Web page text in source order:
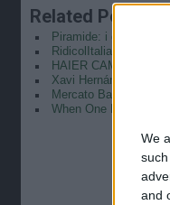
We
and
Related Posts
Piramide: i giocatori
RidicolItalia:
HAIER CAM | REF
Xavi Hernández
Mercato Barcellona:
When One Player